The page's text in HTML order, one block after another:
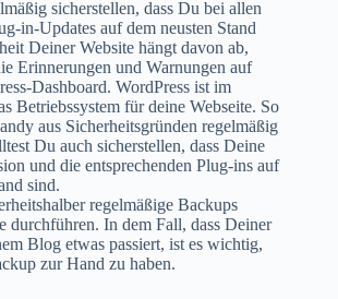
sicherstellen, dass Du bei allen
in-Updates auf dem neusten Stand
Deiner Website hängt davon ab,
Erinnerungen und Warnungen auf
Dashboard. WordPress ist im
Betriebssystem für deine Webseite. So
aus Sicherheitsgründen regelmäßig
Du auch sicherstellen, dass Deine
und die entsprechenden Plug-ins auf
sind.
regelmäßige Backups
durchführen. In dem Fall, dass Deiner
Blog etwas passiert, ist es wichtig,
zur Hand zu haben.